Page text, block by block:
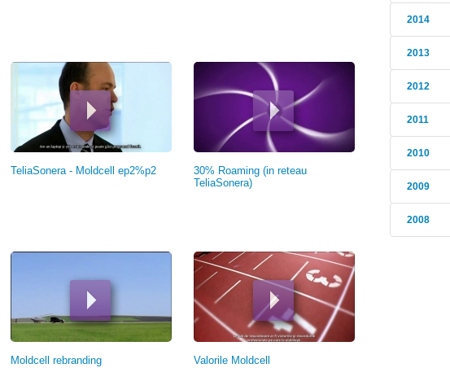
2014
2013
2012
2011
2010
2009
2008
TeliaSonera - Moldcell ep2%p2
30% Roaming (in reteau
TeliaSonera)
Moldcell rebranding Valorile Moldcell